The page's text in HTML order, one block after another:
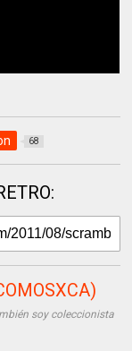
68
soy coleccionista